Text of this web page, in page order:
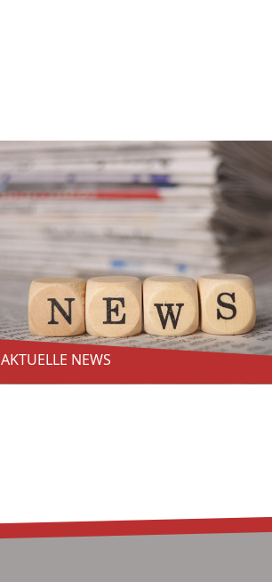
AKTUELLE NEWS